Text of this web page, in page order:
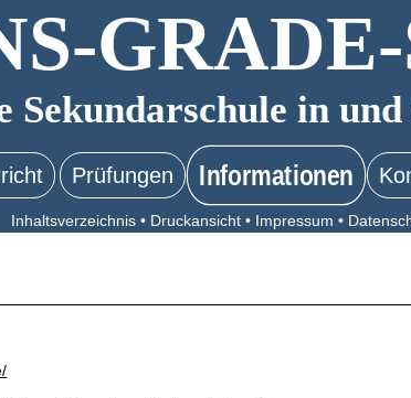
Sekundarschule in
Prüfungen Informationen
Inhaltsverzeichnis• Druckansicht• Impressum •